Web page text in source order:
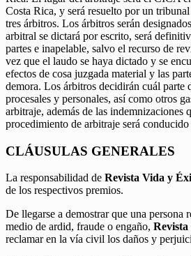
Costa Rica, y será resuelto por un
tres árbitros. Los árbitros serán
arbitral se dictará por escrito, será
partes e inapelable, salvo el recurso de
vez que el laudo se haya dictado y se
efectos de cosa juzgada material y las
demora. Los árbitros decidirán cuál parte
procesales y personales, así como otros
arbitraje, además de las indemnizaciones
procedimiento de arbitraje será
CLÁUSULAS GENERALES
La responsabilidad de Revista Vida y
de los respectivos premios.
De llegarse a demostrar que una persona
medio de ardid, fraude o engaño,
reclamar en la vía civil los daños y